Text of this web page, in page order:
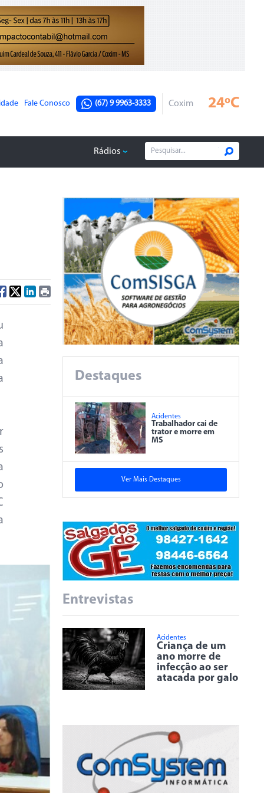
Fale Conosco (67) 9 9963-3333 Coxim 24ºC
Rádios
Destaques
Acidentes
Trabalhador cai de
trator e morre em
MS
Ver Mais Destaques
Entrevistas
Acidentes
Criança de um
ano morre de
infecção ao ser
atacada por galo